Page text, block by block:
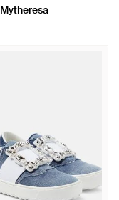
Mytheresa